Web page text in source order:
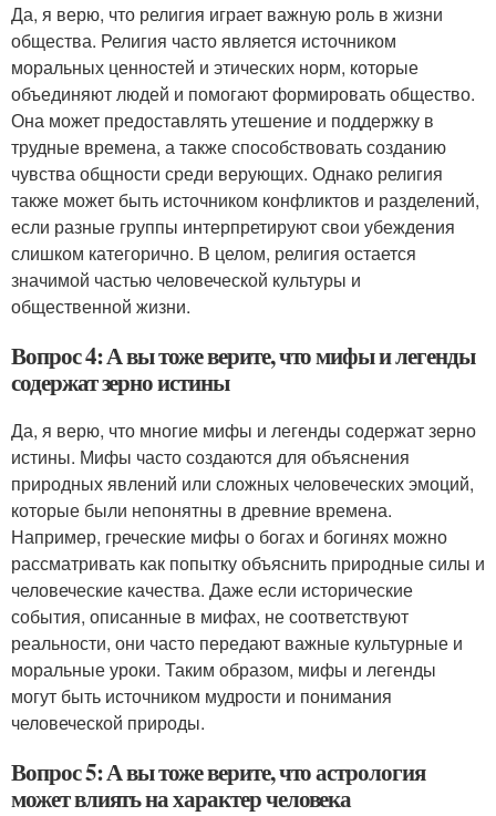
Да, я верю, что религия играет важную роль в жизни
общества. Религия часто является источником
моральных ценностей и этических норм, которые
объединяют людей и помогают формировать общество.
Она может предоставлять утешение и поддержку в
трудные времена, а также способствовать созданию
чувства общности среди верующих. Однако религия
также может быть источником конфликтов и разделений,
если разные группы интерпретируют свои убеждения
слишком категорично. В целом, религия остается
значимой частью человеческой культуры и
общественной жизни.
Вопрос 4: А вы тоже верите, что мифы и легенды
содержат зерно истины
Да, я верю, что многие мифы и легенды содержат зерно
истины. Мифы часто создаются для объяснения
природных явлений или сложных человеческих эмоций,
которые были непонятны в древние времена.
Например, греческие мифы о богах и богинях можно
рассматривать как попытку объяснить природные силы и
человеческие качества. Даже если исторические
события, описанные в мифах, не соответствуют
реальности, они часто передают важные культурные и
моральные уроки. Таким образом, мифы и легенды
могут быть источником мудрости и понимания
человеческой природы.
Вопрос 5: А вы тоже верите, что астрология
может влиять на характер человека